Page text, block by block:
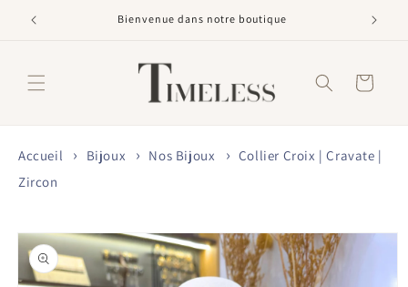
passer
Bienvenue dans notre boutique
Panier
Accueil Bijoux Nos Bijoux
Collier Croix | Cravate |
Zircon
Passer aux
informations
produits